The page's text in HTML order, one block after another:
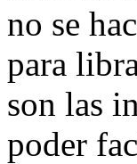
no se
para
son las
poder